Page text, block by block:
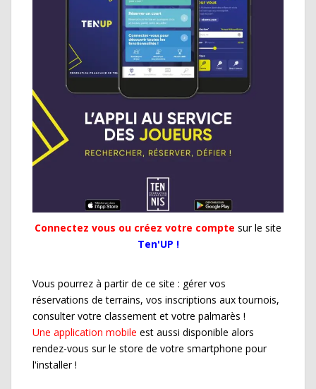
Connectez vous ou créez votre compte sur le site
Ten'UP !
Vous pourrez à partir de ce site : gérer vos
réservations de terrains, vos inscriptions aux tournois,
consulter votre classement et votre palmarès !
Une application mobile est aussi disponible alors
rendez-vous sur le store de votre smartphone pour
l'installer !